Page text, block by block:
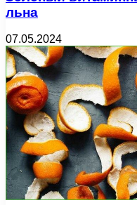
льна
07.05.2024